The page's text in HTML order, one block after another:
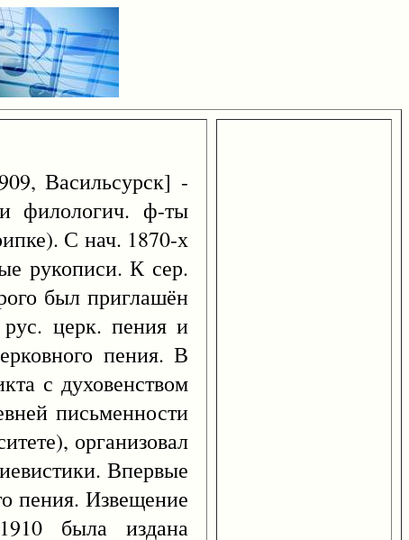
Васильсурск] -
филологич. ф-ты
С нач. 1870-х
рукописи. К сер.
был приглашён
церк. пения и
пения. В
с духовенством
письменности
организовал
Впервые
пения. Извещение
была издана